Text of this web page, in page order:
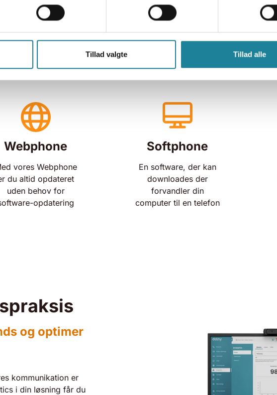
Tillad valgte Tillad alle
Læs mere
Webphone
vores Webphone
du altid opdateret
uden behov for
opdatering
Softphone
En software, der kan
downloades der
forvandler din
computer til en telefon
og optimer
kommunikation er
i din løsning får du